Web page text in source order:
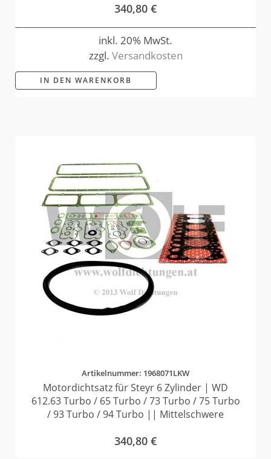
340,80 €
inkl. 20% MwSt.
zzgl. Versandkosten
IN DEN WARENKORB
Artikelnummer: 1968071LKW
Motordichtsatz für Steyr 6 Zylinder | WD
612.63 Turbo / 65 Turbo / 73 Turbo / 75 Turbo
/ 93 Turbo / 94 Turbo || Mittelschwere
340,80 €